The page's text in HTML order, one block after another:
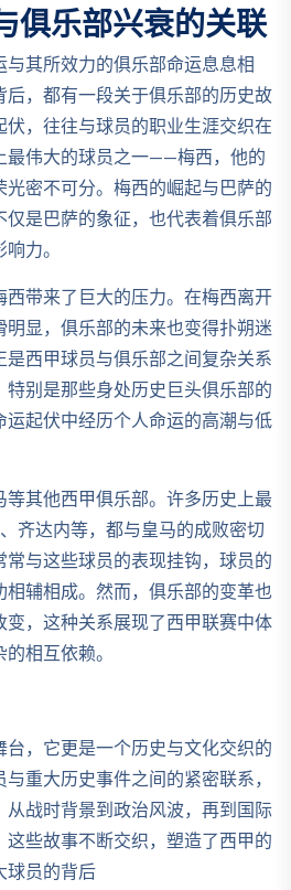
俱乐部兴衰的关联
其所效力的俱乐部命运息息相
，都有一段关于俱乐部的历史故
，往往与球员的职业生涯交织在
最伟大的球员之一——梅西，他的
密不可分。梅西的崛起与巴萨的
是巴萨的象征，也代表着俱乐部
力。
带来了巨大的压力。在梅西离开
显，俱乐部的未来也变得扑朔迷
西甲球员与俱乐部之间复杂关系
别是那些身处历史巨头俱乐部的
起伏中经历个人命运的高潮与低
其他西甲俱乐部。许多历史上最
齐达内等，都与皇马的成败密切
与这些球员的表现挂钩，球员的
辅相成。然而，俱乐部的变革也
，这种关系展现了西甲联赛中体
相互依赖。
，它更是一个历史与文化交织的
重大历史事件之间的紧密联系，
战时背景到政治风波，再到国际
些故事不断交织，塑造了西甲的
球员的背后